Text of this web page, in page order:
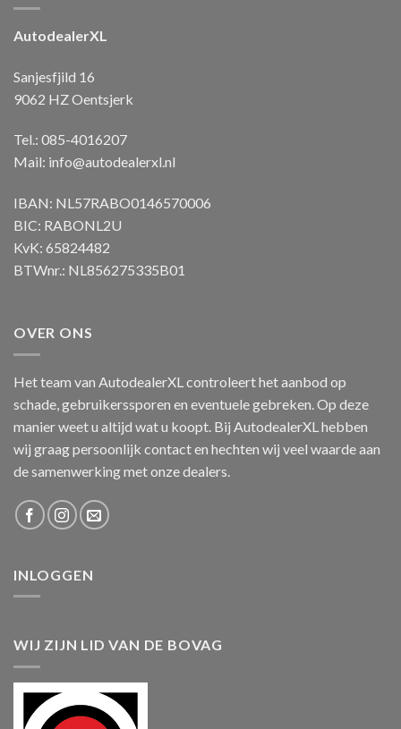
AutodealerXL
Sanjesfjild 16
9062 HZ Oentsjerk
Tel.: 085-4016207
Mail: info@autodealerxl.nl
IBAN: NL57RABO0146570006
BIC: RABONL2U
KvK: 65824482
BTWnr.: NL856275335B01
OVER ONS
Het team van AutodealerXL controleert het aanbod op
schade, gebruikerssporen en eventuele gebreken. Op deze
manier weet u altijd wat u koopt. Bij AutodealerXL hebben
wij graag persoonlijk contact en hechten wij veel waarde aan
de samenwerking met onze dealers.
INLOGGEN
WIJ ZIJN LID VAN DE BOVAG